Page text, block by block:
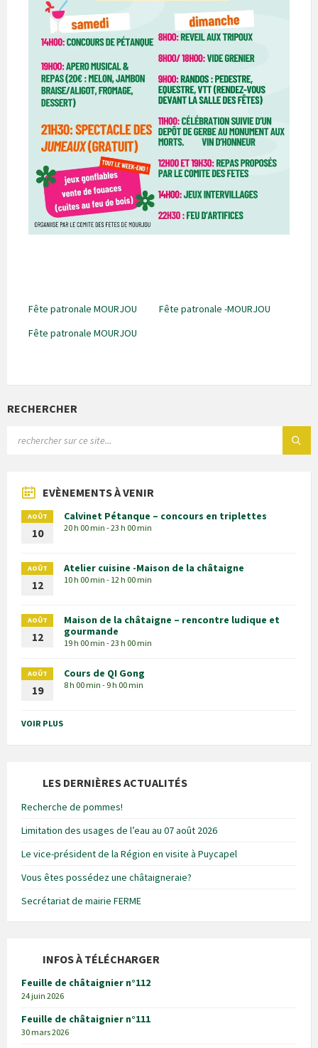
Fête patronale MOURJOU
Fête patronale -MOURJOU
Fête patronale MOURJOU
RECHERCHER
EVÈNEMENTS À VENIR
AOÛT
10
Calvinet Pétanque – concours en triplettes
20 h 00 min - 23 h 00 min
AOÛT
12
Atelier cuisine -Maison de la châtaigne
10 h 00 min - 12 h 00 min
AOÛT
12
Maison de la châtaigne – rencontre ludique et
gourmande
19 h 00 min - 23 h 00 min
AOÛT
19
Cours de QI Gong
8 h 00 min - 9 h 00 min
VOIR PLUS
LES DERNIÈRES ACTUALITÉS
Recherche de pommes!
Limitation des usages de l’eau au 07 août 2026
Le vice-président de la Région en visite à Puycapel
Vous êtes possédez une châtaigneraie?
Secrétariat de mairie FERME
INFOS À TÉLÉCHARGER
Feuille de châtaignier n°112
24 juin 2026
Feuille de châtaignier n°111
30 mars 2026